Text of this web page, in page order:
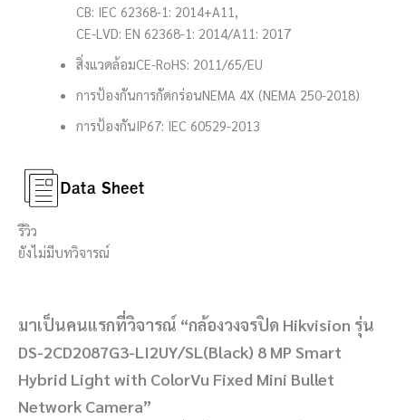
CB: IEC 62368-1: 2014+A11,
CE-LVD: EN 62368-1: 2014/A11: 2017
สิ่งแวดล้อมCE-RoHS: 2011/65/EU
การป้องกันการกัดกร่อนNEMA 4X (NEMA 250-2018)
การป้องกันIP67: IEC 60529-2013
รีวิว
ยังไม่มีบทวิจารณ์
มาเป็นคนแรกที่วิจารณ์ “กล้องวงจรปิด Hikvision รุ่น
DS-2CD2087G3-LI2UY/SL(Black) 8 MP Smart
Hybrid Light with ColorVu Fixed Mini Bullet
Network Camera”